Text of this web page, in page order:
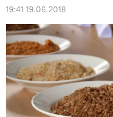
19:41 19.06.2018